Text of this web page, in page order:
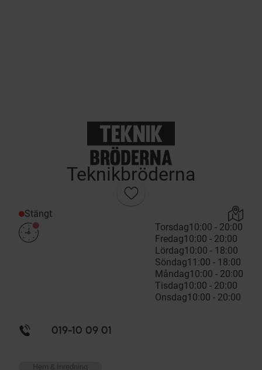
Teknikbröderna
Stängt
Torsdag10:00 - 20:00
Fredag10:00 - 20:00
Lördag10:00 - 18:00
Söndag11:00 - 18:00
Måndag10:00 - 20:00
Tisdag10:00 - 20:00
Onsdag10:00 - 20:00
019-10 09 01
Hem & Inredning